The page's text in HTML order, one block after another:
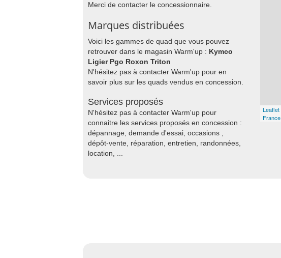
Merci de contacter le concessionnaire.
Marques distribuées
Voici les gammes de quad que vous pouvez
retrouver dans le magasin Warm'up : Kymco
Ligier Pgo Roxon Triton
N'hésitez pas à contacter Warm'up pour en
savoir plus sur les quads vendus en concession.
Services proposés
N'hésitez pas à contacter Warm'up pour
connaitre les services proposés en concession :
dépannage, demande d'essai, occasions ,
dépôt-vente, réparation, entretien, randonnées,
location, ...
Leaflet
France